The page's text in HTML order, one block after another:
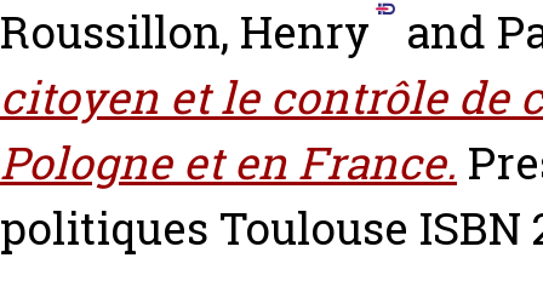
Roussillon, Henry and
citoyen et le contrôle de
Pologne et en France.
politiques Toulouse ISBN